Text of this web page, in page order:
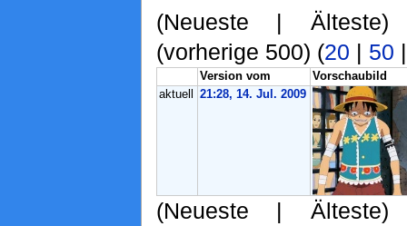
(Neueste |
(vorherige 500) (20 | 50
Version vom
Vorschaubild
aktuell
21:28, 14. Jul. 2009
(Neueste |